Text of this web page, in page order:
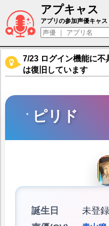
アプキャス
ピリド（声優：
アプリの参加声優キャ
7/23 ログイン機能に不
は復旧しています
ピリド
誕生日
未登録